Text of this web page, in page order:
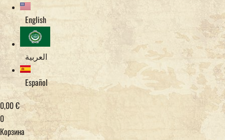
English
العربية
Español
0,00€
0
Корзина